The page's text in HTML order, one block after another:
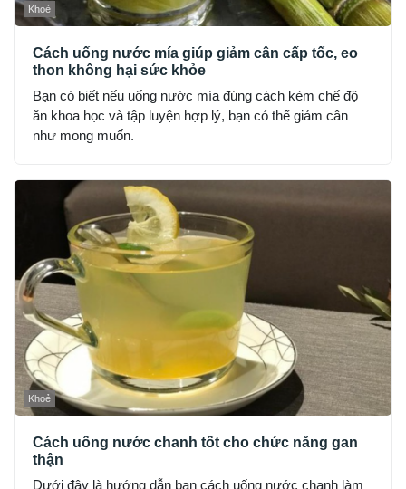
Khoẻ
Cách uống nước mía giúp giảm cân cấp tốc, eo
thon không hại sức khỏe
Bạn có biết nếu uống nước mía đúng cách kèm chế độ
ăn khoa học và tập luyện hợp lý, bạn có thể giảm cân
như mong muốn.
Khoẻ
Cách uống nước chanh tốt cho chức năng gan
thận
Dưới đây là hướng dẫn bạn cách uống nước chanh làm